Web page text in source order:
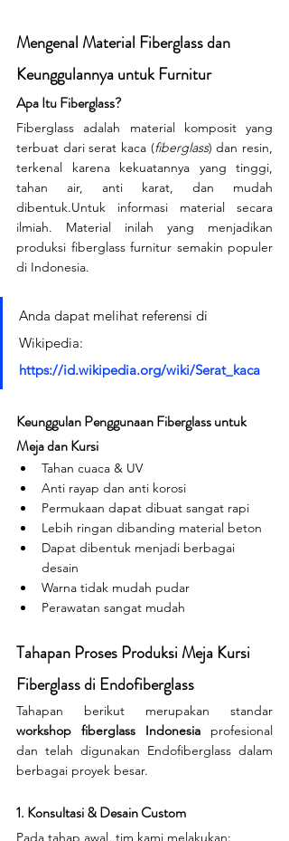
Mengenal Material Fiberglass dan
Keunggulannya untuk Furnitur
Apa Itu Fiberglass?
Fiberglass adalah material komposit yang
terbuat dari serat kaca (fiberglass) dan resin,
terkenal karena kekuatannya yang tinggi,
tahan air, anti karat, dan mudah
dibentuk.Untuk informasi material secara
ilmiah. Material inilah yang menjadikan
produksi fiberglass furnitur semakin populer
di Indonesia.
Anda dapat melihat referensi di
Wikipedia:
https://id.wikipedia.org/wiki/Serat_kaca
Keunggulan Penggunaan Fiberglass untuk
Meja dan Kursi
Tahan cuaca & UV
Anti rayap dan anti korosi
Permukaan dapat dibuat sangat rapi
Lebih ringan dibanding material beton
Dapat dibentuk menjadi berbagai
desain
Warna tidak mudah pudar
Perawatan sangat mudah
Tahapan Proses Produksi Meja Kursi
Fiberglass di Endofiberglass
workshop fiberglass Indonesia profesional
dan telah digunakan Endofiberglass dalam
berbagai proyek besar.
1. Konsultasi & Desain Custom
Pada tahap awal, tim kami melakukan: